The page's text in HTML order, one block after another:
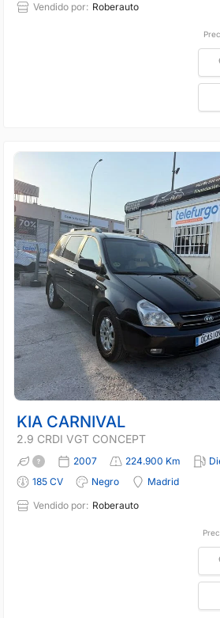
Vendido por: Roberauto
KIA CARNIVAL
2.9 CRDI VGT CONCEPT
2007 224.900 Km
185 CV
Negro
Madrid
Vendido por: Roberauto